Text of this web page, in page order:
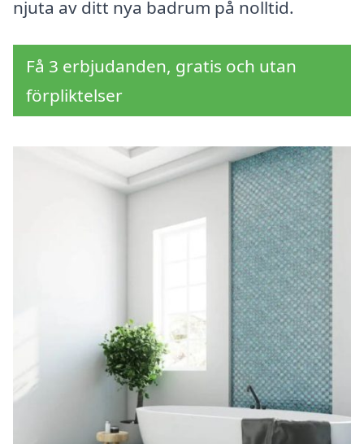
njuta av ditt nya badrum på nolltid.
Få 3 erbjudanden, gratis och utan
förpliktelser